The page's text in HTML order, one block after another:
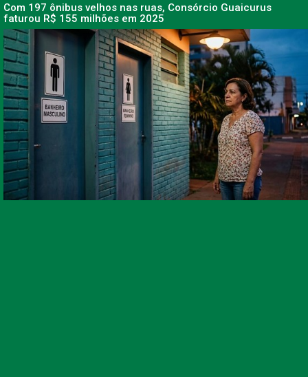
Com 197 ônibus velhos nas ruas, Consórcio Guaicurus
faturou R$ 155 milhões em 2025